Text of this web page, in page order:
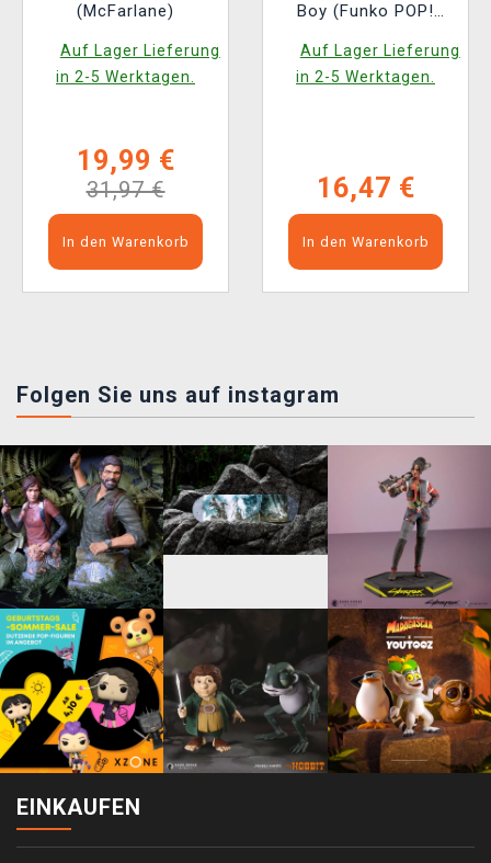
(McFarlane)
Auf Lager Lieferung
in 2-5 Werktagen.
19,99 €
31,97 €
In den Warenkorb
Boy (Funko POP!
Auf Lager Lieferung
in 2-5 Werktagen.
16,47 €
In den Warenkorb
Folgen Sie uns auf instagram
EINKAUFEN